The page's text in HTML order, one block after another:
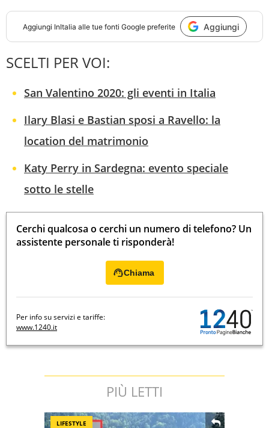
Aggiungi InItalia alle tue fonti Google preferite Aggiungi
SCELTI PER VOI:
San Valentino 2020: gli eventi in Italia
Ilary Blasi e Bastian sposi a Ravello: la
location del matrimonio
Katy Perry in Sardegna: evento speciale
sotto le stelle
Cerchi qualcosa o cerchi un numero di telefono? Un
assistente personale ti risponderà!
Chiama
Per info su servizi e tariffe:
www.1240.it
PIÙ LETTI
LIFESTYLE